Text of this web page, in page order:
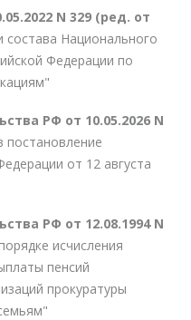
N 329 (ред. от
Национального
Федерации по
РФ от 10.05.2026 N
постановление
от 12 августа
РФ от 12.08.1994 N
исчисления
пенсий
прокуратуры